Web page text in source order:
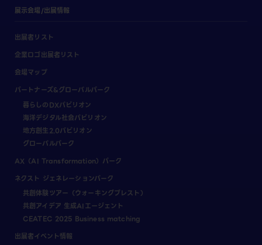
展示会場/出展情報
出展者リスト
企業ロゴ出展者リスト
会場マップ
パートナーズ&グローバルパーク
暮らしのDXパビリオン
海洋デジタル社会パビリオン
地方創生2.0パビリオン
グローバルパーク
AX（AI Transformation）パーク
ネクスト ジェネレーションパーク
共創体験ツアー（ウォーキングブレスト）
共創アイデア 生成AIエージェント
CEATEC 2025 Business matching
出展者イベント情報